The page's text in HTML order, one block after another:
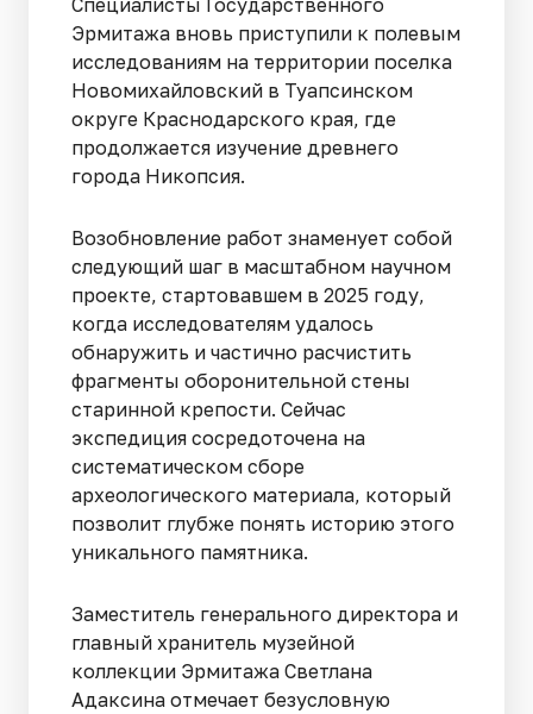
Специалисты Государственного
Эрмитажа вновь приступили к полевым
исследованиям на территории поселка
Новомихайловский в Туапсинском
округе Краснодарского края, где
продолжается изучение древнего
города Никопсия.
Возобновление работ знаменует собой
следующий шаг в масштабном научном
проекте, стартовавшем в 2025 году,
когда исследователям удалось
обнаружить и частично расчистить
фрагменты оборонительной стены
старинной крепости. Сейчас
экспедиция сосредоточена на
систематическом сборе
археологического материала, который
позволит глубже понять историю этого
уникального памятника.
Заместитель генерального директора и
главный хранитель музейной
коллекции Эрмитажа Светлана
Адаксина отмечает безусловную